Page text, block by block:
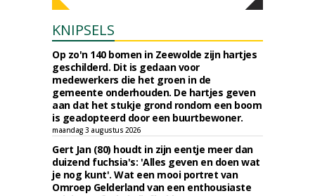
KNIPSELS
Op zo'n 140 bomen in Zeewolde zijn hartjes
geschilderd. Dit is gedaan voor
medewerkers die het groen in de
gemeente onderhouden. De hartjes geven
aan dat het stukje grond rondom een boom
is geadopteerd door een buurtbewoner.
maandag 3 augustus 2026
Gert Jan (80) houdt in zijn eentje meer dan
duizend fuchsia's: 'Alles geven en doen wat
je nog kunt'. Wat een mooi portret van
Omroep Gelderland van een enthousiaste